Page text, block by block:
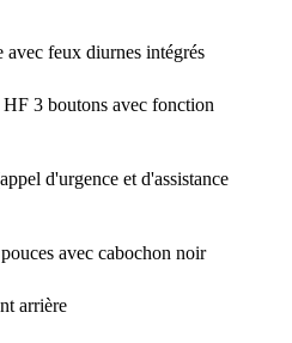
avec feux diurnes intégrés
3 boutons avec fonction
d'urgence et d'assistance
avec cabochon noir
arrière